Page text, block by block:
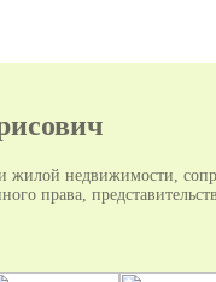
жилой недвижимости,
права,